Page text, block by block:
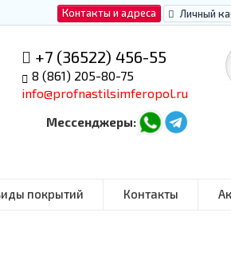
Контакты и адреса Личный
+7 (36522) 456-55
8 (861) 205-80-75
info@profnastilsimferopol.ru
Мессенджеры:
покрытий Контакты